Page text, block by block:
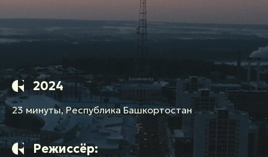
2024
23 минуты, Республика Башкортостан
Режиссёр: